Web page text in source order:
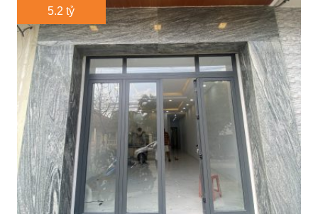
5.2 tỷ